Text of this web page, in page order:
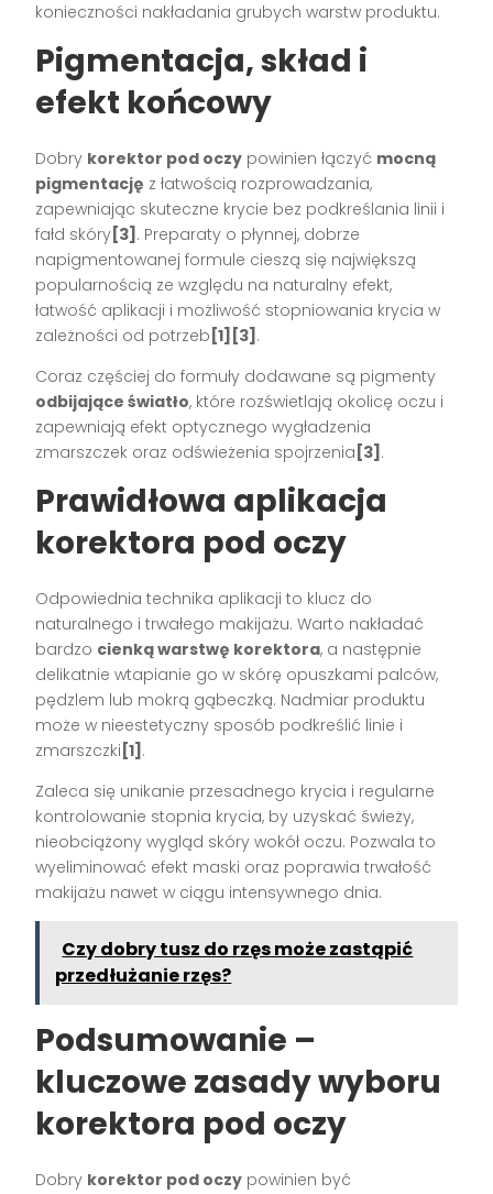
konieczności nakładania grubych warstw produktu.
Pigmentacja, skład i
efekt końcowy
Dobry korektor pod oczy powinien łączyć mocną
pigmentację z łatwością rozprowadzania,
zapewniając skuteczne krycie bez podkreślania linii i
fałd skóry [3] . Preparaty o płynnej, dobrze
napigmentowanej formule cieszą się największą
popularnością ze względu na naturalny efekt,
łatwość aplikacji i możliwość stopniowania krycia w
zależności od potrzeb [1][3] .
Coraz częściej do formuły dodawane są pigmenty
odbijające światło, które rozświetlają okolicę oczu i
zapewniają efekt optycznego wygładzenia
zmarszczek oraz odświeżenia spojrzenia [3] .
Prawidłowa aplikacja
korektora pod oczy
Odpowiednia technika aplikacji to klucz do
naturalnego i trwałego makijażu. Warto nakładać
bardzo cienką warstwę korektora, a następnie
delikatnie wtapianie go w skórę opuszkami palców,
pędzlem lub mokrą gąbeczką. Nadmiar produktu
może w nieestetyczny sposób podkreślić linie i
zmarszczki [1] .
Zaleca się unikanie przesadnego krycia i regularne
kontrolowanie stopnia krycia, by uzyskać świeży,
nieobciążony wygląd skóry wokół oczu. Pozwala to
wyeliminować efekt maski oraz poprawia trwałość
makijażu nawet w ciągu intensywnego dnia.
Czy dobry tusz do rzęs może zastąpić
przedłużanie rzęs?
Podsumowanie –
kluczowe zasady wyboru
korektora pod oczy
Dobry korektor pod oczy powinien być